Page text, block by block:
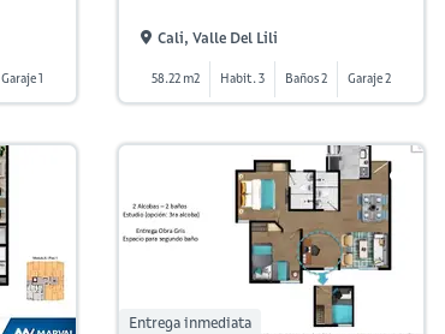
Garaje 1
Cali, Valle Del Lili
58.22 m2 Habit. 3 Baños 2 Garaje 2
Entrega inmediata